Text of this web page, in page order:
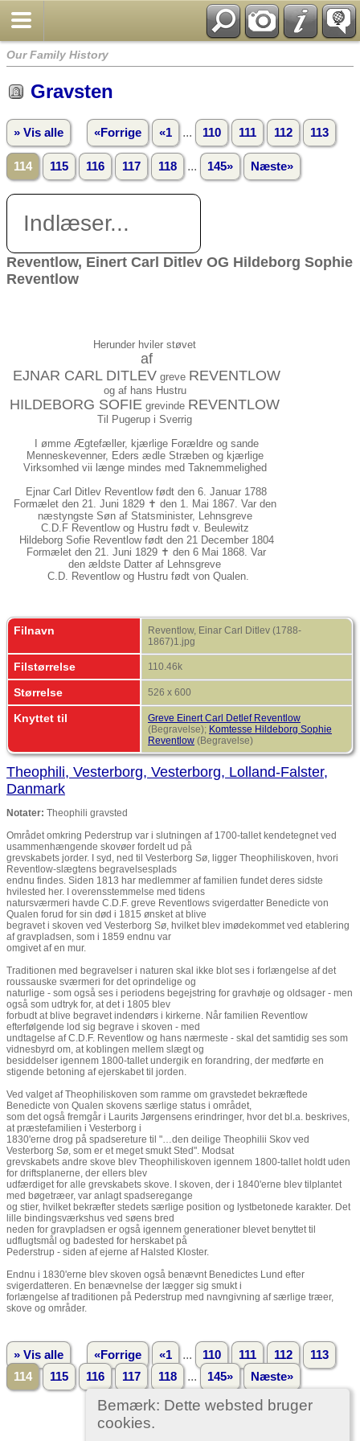
Our Family History
Bemærk: Dette websted bruger
cookies.
Gravsten
» Vis alle «Forrige «1 ... 110 111 112 113
114 115 116 117 118 ... 145» Næste»
Indlæser...
Reventlow, Einert Carl Ditlev OG Hildeborg Sophie
Reventlow
Herunder hviler støvet
af
EJNAR CARL DITLEV greve REVENTLOW
og af hans Hustru
HILDEBORG SOFIEgrevinde REVENTLOW
Til Pugerup i Sverrig
I ømme Ægtefæller, kjærlige Forældre og sande
Menneskevenner, Eders ædle Stræben og kjærlige
Virksomhed vii længe mindes med Taknemmelighed
Ejnar Carl Ditlev Reventlow født den 6. Januar 1788
Formælet den 21. Juni 1829 ✝︎ den 1. Mai 1867. Var den
næstyngste Søn af Statsminister, Lehnsgreve
C.D.F Reventlow og Hustru født v. Beulewitz
Hildeborg Sofie Reventlow født den 21 December 1804
Formælet den 21. Juni 1829 ✝︎ den 6 Mai 1868. Var
den ældste Datter af Lehnsgreve
C.D. Reventlow og Hustru født von Qualen.
Filnavn
Reventlow, Einar Carl Ditlev (1788-
1867)1.jpg
Filstørrelse 110.46k
Størrelse 526 x 600
Knyttet til
Greve Einert Carl Detlef Reventlow
(Begravelse); Komtesse Hildeborg Sophie
Reventlow (Begravelse)
Theophili, Vesterborg, Vesterborg, Lolland-Falster,
Danmark
Notater: Theophili gravsted
Området omkring Pederstrup var i slutningen af 1700-tallet kendetegnet ved
usammenhængende skovøer fordelt ud på
grevskabets jorder. I syd, ned til Vesterborg Sø, ligger Theophiliskoven, hvori
Reventlow-slægtens begravelsesplads
endnu findes. Siden 1813 har medlemmer af familien fundet deres sidste
hvilested her. I overensstemmelse med tidens
natursværmeri havde C.D.F. greve Reventlows svigerdatter Benedicte von
Qualen forud for sin død i 1815 ønsket at blive
begravet i skoven ved Vesterborg Sø, hvilket blev imødekommet ved etablering
af gravpladsen, som i 1859 endnu var
omgivet af en mur.
Traditionen med begravelser i naturen skal ikke blot ses i forlængelse af det
roussauske sværmeri for det oprindelige og
naturlige - som også ses i periodens begejstring for gravhøje og oldsager - men
også som udtryk for, at det i 1805 blev
forbudt at blive begravet indendørs i kirkerne. Når familien Reventlow
efterfølgende lod sig begrave i skoven - med
undtagelse af C.D.F. Reventlow og hans nærmeste - skal det samtidig ses som
vidnesbyrd om, at koblingen mellem slægt og
besiddelser igennem 1800-tallet undergik en forandring, der medførte en
stigende betoning af ejerskabet til jorden.
Ved valget af Theophiliskoven som ramme om gravstedet bekræftede
Benedicte von Qualen skovens særlige status i området,
som det også fremgår i Laurits Jørgensens erindringer, hvor det bl.a. beskrives,
at præstefamilien i Vesterborg i
1830'erne drog på spadsereture til "…den deilige Theophilii Skov ved
Vesterborg Sø, som er et meget smukt Sted". Modsat
grevskabets andre skove blev Theophiliskoven igennem 1800-tallet holdt uden
for driftsplanerne, der ellers blev
udfærdiget for alle grevskabets skove. I skoven, der i 1840'erne blev tilplantet
med bøgetræer, var anlagt spadseregange
og stier, hvilket bekræfter stedets særlige position og lystbetonede karakter. Det
lille bindingsværkshus ved søens bred
neden for gravpladsen er også igennem generationer blevet benyttet til
udflugtsmål og badested for herskabet på
Pederstrup - siden af ejerne af Halsted Kloster.
Endnu i 1830'erne blev skoven også benævnt Benedictes Lund efter
svigerdatteren. En benævnelse der lægger sig smukt i
forlængelse af traditionen på Pederstrup med navngivning af særlige træer,
skove og områder.
» Vis alle «Forrige «1 ... 110 111 112
113
114
115 116 117 118 ... 145» Næste»